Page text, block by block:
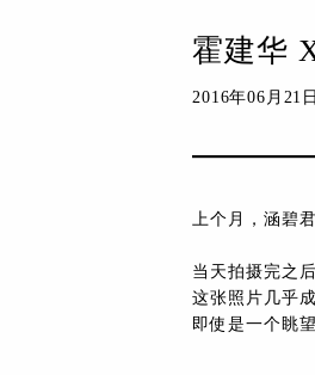
霍建华
2016年06月21日
上个月，涵碧
当天拍摄完之
这张照片几乎
即使是一个眺